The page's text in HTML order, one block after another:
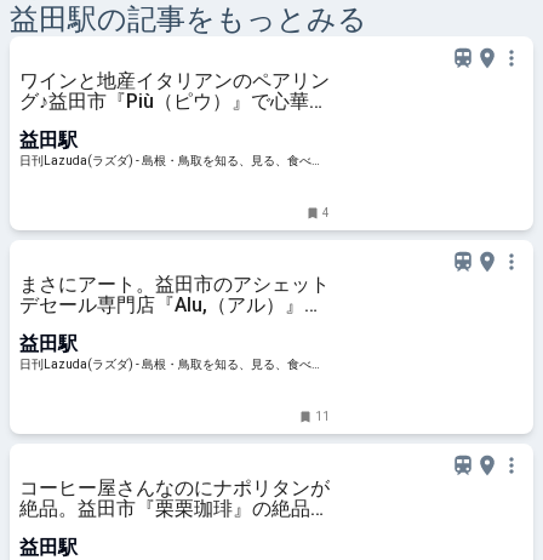
益田駅の記事をもっとみる
ワインと地産イタリアンのペアリン
グ♪益田市『Più（ピウ）』で心華や
Lazuda
益田駅
日刊Lazuda(ラズダ) - 島根・鳥取を知る、見る、食べ
4
まさにアート。益田市のアシェット
デセール専門店『Alu,（アル）』で
益田駅
日刊Lazuda(ラズダ) - 島根・鳥取を知る、見る、食べ
11
コーヒー屋さんなのにナポリタンが
絶品。益田市『栗栗珈琲』の絶品パ
益田駅